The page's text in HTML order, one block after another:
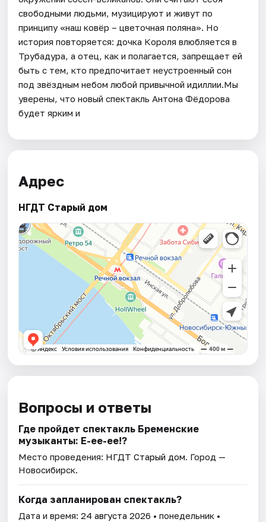
свободными людьми, музицируют и живут по
принципу «наш ковёр – цветочная поляна». Но
история повторяется: дочка Короля влюбляется в
Трубадура, а отец, как и полагается, запрещает ей
быть с тем, кто предпочитает неустроенный сон
под звёздным небом любой привычной идиллии.Мы
уверены, что новый спектакль Антона Фёдорова
будет ярким и
Адрес
НГДТ Старый дом
Вопросы и ответы
Где пройдет спектакль Бременские
музыканты: Е-ее-ее!?
Место проведения: НГДТ Старый дом. Город —
Новосибирск.
Когда запланирован спектакль?
Дата и время:24 августа 2026 • понедельник •